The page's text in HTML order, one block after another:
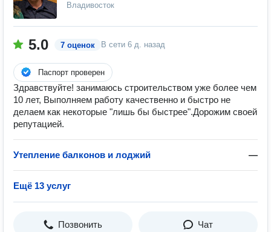
Владивосток
5.0 7 оценок В сети 6 д. назад
Паспорт проверен
Здравствуйте! занимаюсь строительством уже более чем
10 лет, Выполняем работу качественно и быстро не
делаем как некоторые "лишь бы быстрее".Дорожим своей
репутацией.
Утепление балконов и лоджий —
Ещё 13 услуг
Позвонить Чат